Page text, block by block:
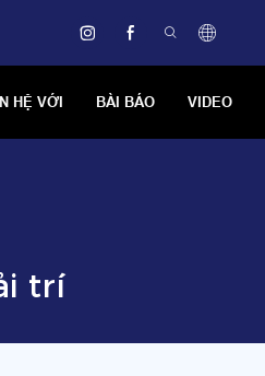
HỆ VỚI BÀI BÁO VIDEO
trí